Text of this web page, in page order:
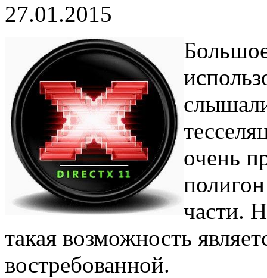
27.01.2015
очень
части.
такая возможность
востребованной.